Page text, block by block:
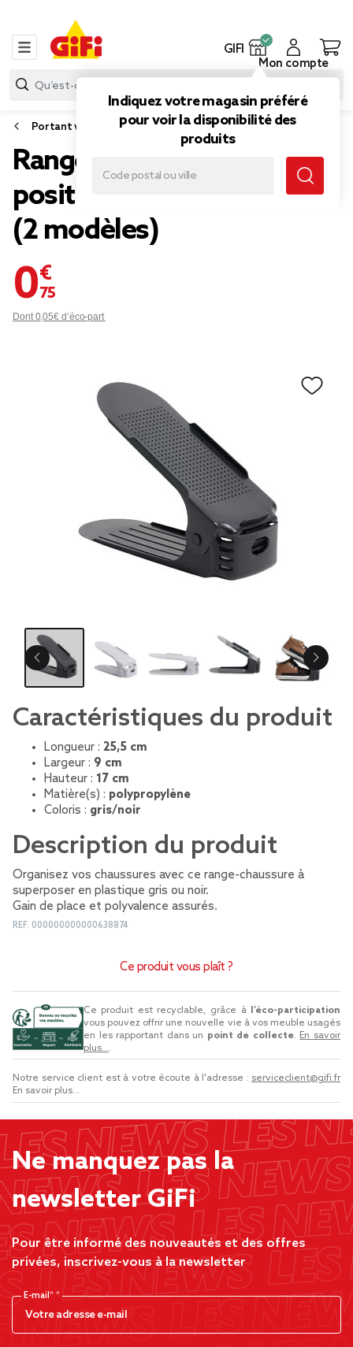
GIFI
Indiquez votre magasin préféré
pour voir la disponibilité des
produits
Mon compte
Portant vêtement et range chaussure
Range chaussures 4
positions 25,5x9xH17cm
(2 modèles)
0,75 €
Dont 0,05€ d’éco-part
Caractéristiques du produit
Longueur : 25,5 cm
Largeur : 9 cm
Hauteur : 17 cm
Matière(s) : polypropylène
Coloris : gris/noir
Description du produit
Organisez vos chaussures avec ce range-chaussure à
superposer en plastique gris ou noir.
Gain de place et polyvalence assurés.
REF. 000000000000638874
Ce produit vous plaît ?
Ce produit est recyclable, grâce à
l’éco-participation
vous pouvez offrir une nouvelle vie à vos meuble usagés
en les rapportant dans un point de collecte. En savoir
plus....
Notre service client est à votre écoute à l'adresse : serviceclient@gifi.fr
En savoir plus...
Ne manquez pas la
newsletter GiFi
Pour être informé des nouveautés et des offres
privées, inscrivez-vous à la newsletter
E-mail*